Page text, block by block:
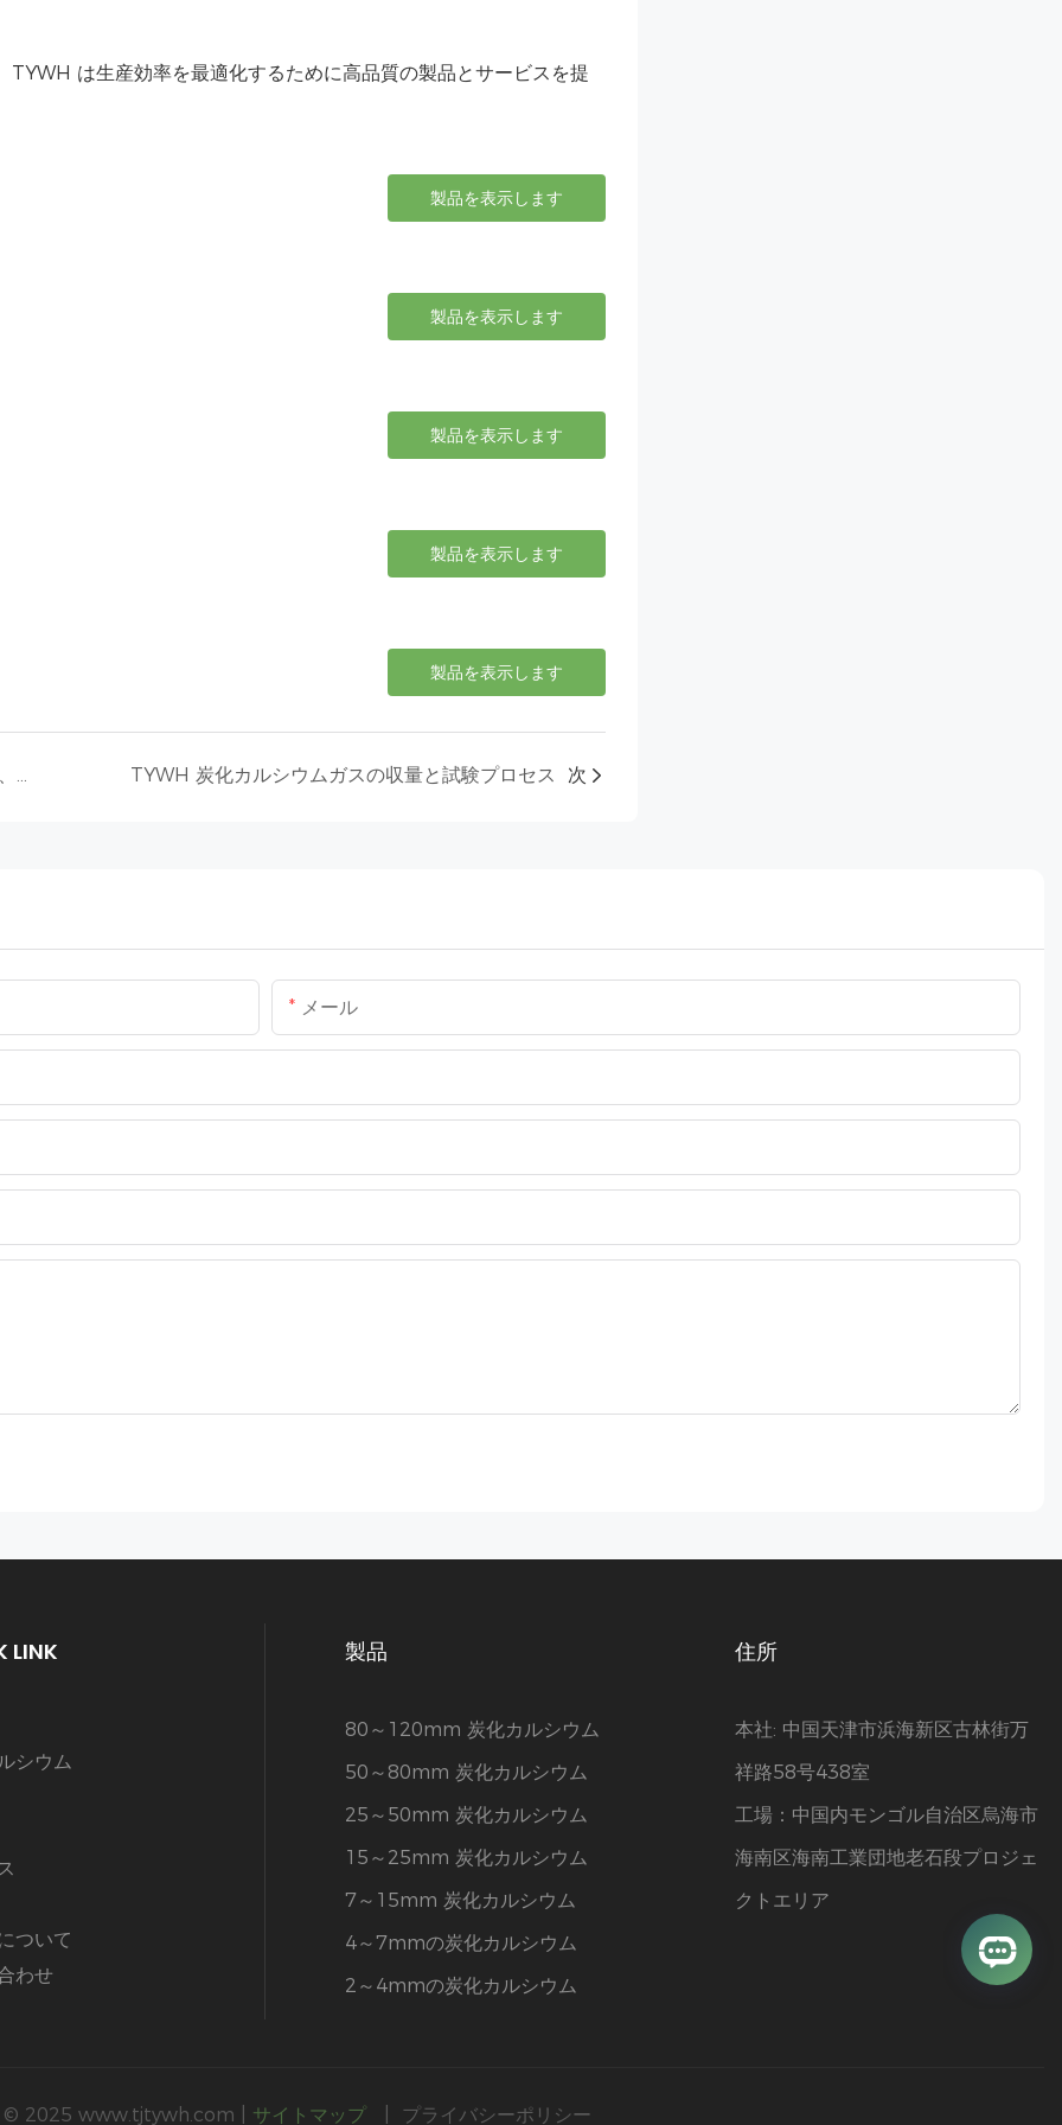
は生産効率を最適化するために高品質の製品とサービスを提
製品を表示します
製品を表示します
製品を表示します
製品を表示します
製品を表示します
TYWH の物流および輸送サービス: 信頼性、安全性、効率的なソリューション TYWH 炭化カルシウムガスの収量と試験プロセス 次
メール
LINK
シウム
ついて
わせ
製品
80～120mm 炭化カルシウム
50～80mm 炭化カルシウム
25～50mm 炭化カルシウム
15～25mm 炭化カルシウム
7～15mm 炭化カルシウム
4～7mmの炭化カルシウム
2～4mmの炭化カルシウム
住所
本社: 中国天津市浜海新区古林街万
祥路58号438室
工場：中国内モンゴル自治区烏海市
海南区海南工業団地老石段プロジェ
クトエリア
© 2025 www.tjtywh.com サイトマップ プライバシーポリシー